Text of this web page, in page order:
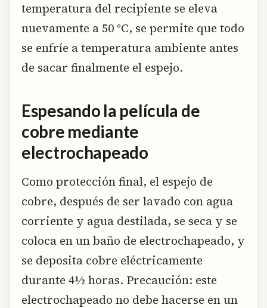
temperatura del recipiente se eleva
nuevamente a 50 °C, se permite que todo
se enfríe a temperatura ambiente antes
de sacar finalmente el espejo.
Espesando la película de
cobre mediante
electrochapeado
Como protección final, el espejo de
cobre, después de ser lavado con agua
corriente y agua destilada, se seca y se
coloca en un baño de electrochapeado, y
se deposita cobre eléctricamente
durante 4½ horas. Precaución: este
electrochapeado no debe hacerse en un